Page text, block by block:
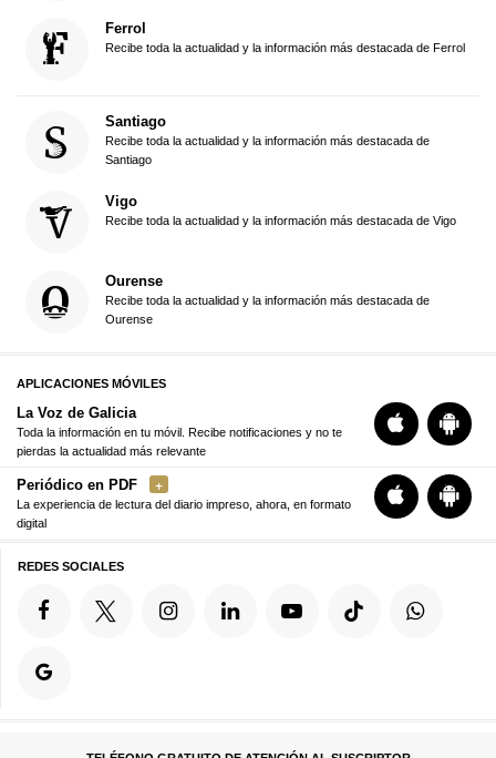
Ferrol
Recibe toda la actualidad y la información más destacada de Ferrol
Santiago
Recibe toda la actualidad y la información más destacada de
Santiago
Vigo
Recibe toda la actualidad y la información más destacada de Vigo
Ourense
Recibe toda la actualidad y la información más destacada de
Ourense
APLICACIONES MÓVILES
La Voz de Galicia
Toda la información en tu móvil. Recibe notificaciones y no te
pierdas la actualidad más relevante
Periódico en PDF
La experiencia de lectura del diario impreso, ahora, en formato
digital
REDES SOCIALES